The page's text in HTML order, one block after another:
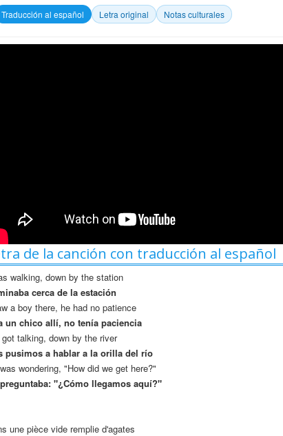
Traducción al español Letra original Notas culturales
de la canción con traducción al español
walking, down by the station
cerca de la estación
a boy there, he had no patience
un chico allí, no tenía paciencia
got talking, down by the river
pusimos a hablar a la orilla del río
wondering, "How did we get here?"
"¿Cómo llegamos aquí?"
une pièce vide remplie d'agates